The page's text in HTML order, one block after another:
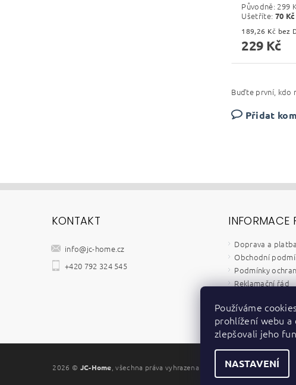
Původně: 299
Ušetříte: 70
189,26 Kč
229 Kč
Buďte první, kdo
Přidat
KONTAKT
info@jc-home.cz
+420 792 324 545
INFORMACE
Doprava a platba
Obchodní
Podmínky
Reklamační řád
Kontakty
Zpětný odběr
2026 © JC-Home , všechna práva vyhrazena
Používáme
prohlížení webu a
zlepšovali jeho
NASTAVENÍ